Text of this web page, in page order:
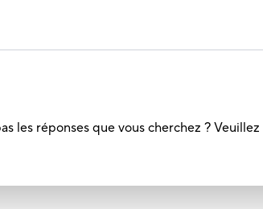
les réponses que vous cherchez ? Veuillez